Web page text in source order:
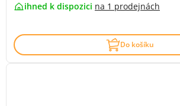
ihned k dispozici na 1 prodejnách
Do košíku